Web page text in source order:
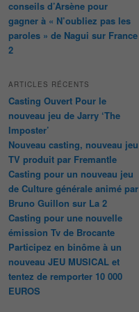
conseils d’Arsène pour
gagner à « N’oubliez pas les
paroles » de Nagui sur France
2
ARTICLES RÉCENTS
Casting Ouvert Pour le
nouveau jeu de Jarry ‘The
Imposter’
Nouveau casting, nouveau jeu
TV produit par Fremantle
Casting pour un nouveau jeu
de Culture générale animé par
Bruno Guillon sur La 2
Casting pour une nouvelle
émission Tv de Brocante
Participez en binôme à un
nouveau JEU MUSICAL et
tentez de remporter 10 000
EUROS